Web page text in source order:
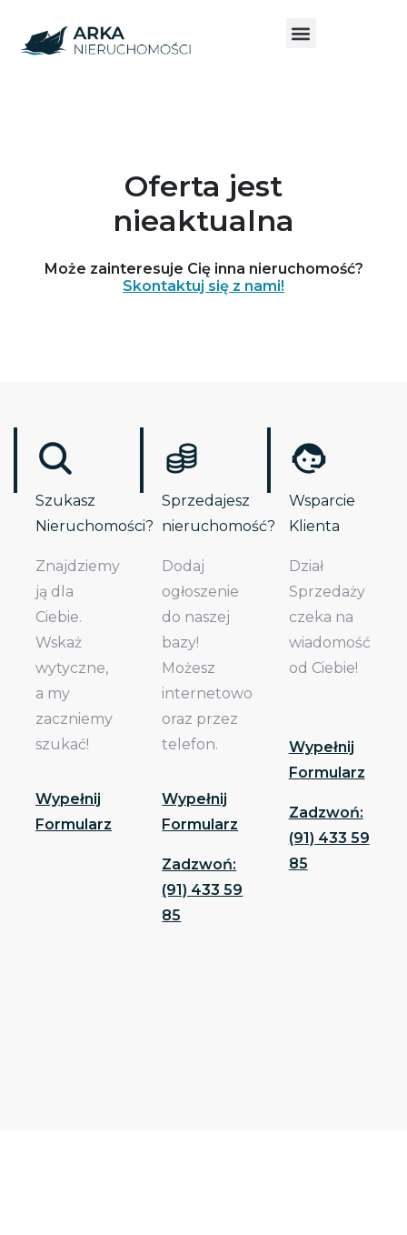
Oferta jest
nieaktualna
Może zainteresuje Cię inna nieruchomość?
Skontaktuj się z nami!
Szukasz
Nieruchomości?
Znajdziemy
ją dla
Ciebie.
Wskaż
wytyczne,
a my
zaczniemy
szukać!
Wypełnij
Formularz
Sprzedajesz
nieruchomość?
Dodaj
ogłoszenie
do naszej
bazy!
Możesz
internetowo
oraz przez
telefon.
Wypełnij
Formularz
Zadzwoń:
(91) 433 59
85
Wsparcie
Klienta
Dział
Sprzedaży
czeka na
wiadomość
od Ciebie!
Wypełnij
Formularz
Zadzwoń:
(91) 433 59
85